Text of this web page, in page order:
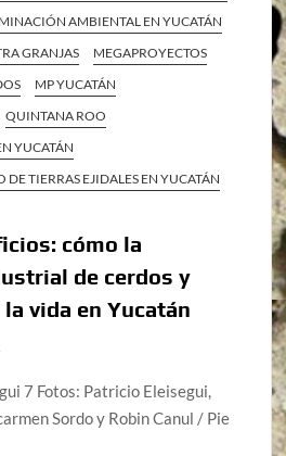
AMBIENTAL EN YUCATÁN
GRANJAS
MEGAPROYECTOS
MP YUCATÁN
QUINTANA ROO
YUCATÁN
DE TIERRAS EJIDALES EN YUCATÁN
cómo la
de cerdos y
vida en Yucatán
7 Fotos: Patricio Eleisegui,
Sordo y Robin Canul / Pie